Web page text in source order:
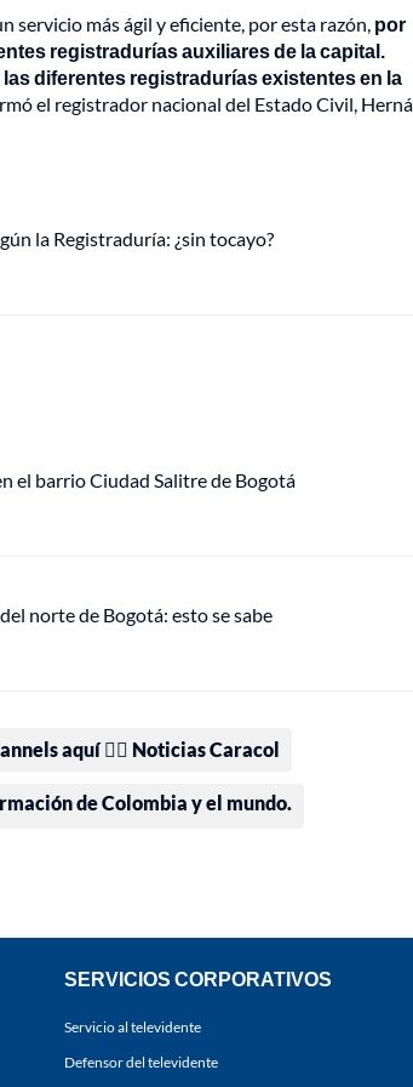
servicio más ágil y eficiente, por esta razón, por
registradurías auxiliares de la capital.
diferentes registradurías existentes en la
el registrador nacional del Estado Civil,
la Registraduría: ¿sin tocayo?
el barrio Ciudad Salitre de Bogotá
norte de Bogotá: esto se sabe
aquí 👉🏻 Noticias Caracol
de Colombia y el mundo.
SERVICIOS CORPORATIVOS
Servicio al televidente
Defensor del televidente